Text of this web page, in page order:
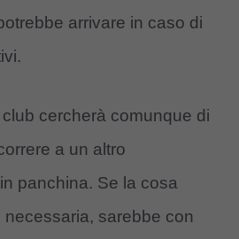
arrivare in caso di
cercherà comunque di
a un altro
panchina. Se la cosa
sarebbe con